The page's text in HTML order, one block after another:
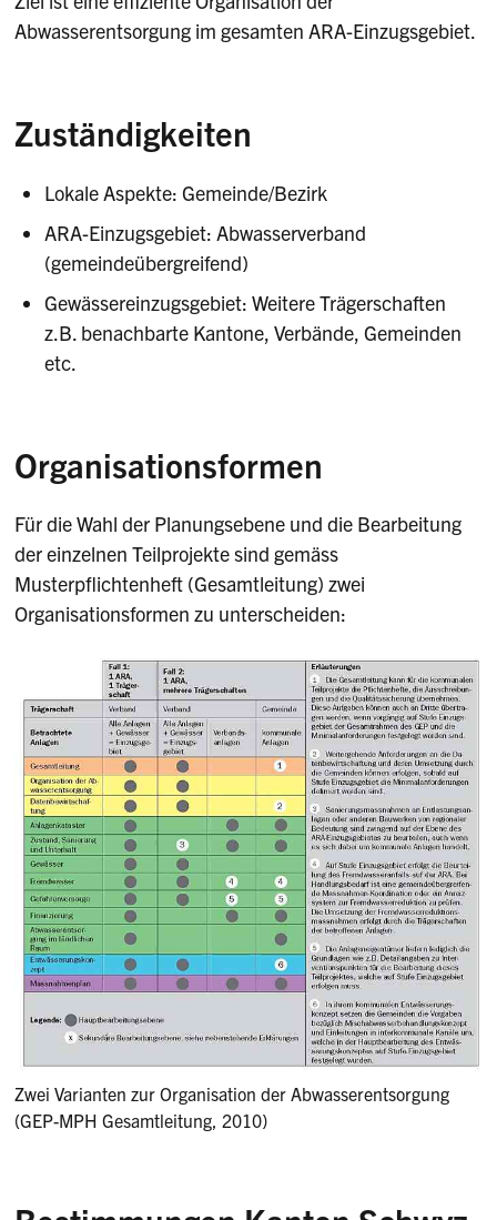
Abwasserentsorgung im gesamten ARA-Einzugsgebiet.
Zuständigkeiten
Lokale Aspekte: Gemeinde/Bezirk
ARA-Einzugsgebiet: Abwasserverband
(gemeindeübergreifend)
Gewässereinzugsgebiet: Weitere Trägerschaften
z.B. benachbarte Kantone, Verbände, Gemeinden
etc.
Organisationsformen
Für die Wahl der Planungsebene und die Bearbeitung
der einzelnen Teilprojekte sind gemäss
Musterpflichtenheft (Gesamtleitung) zwei
Organisationsformen zu unterscheiden:
Zwei Varianten zur Organisation der Abwasserentsorgung
(GEP-MPH Gesamtleitung, 2010)